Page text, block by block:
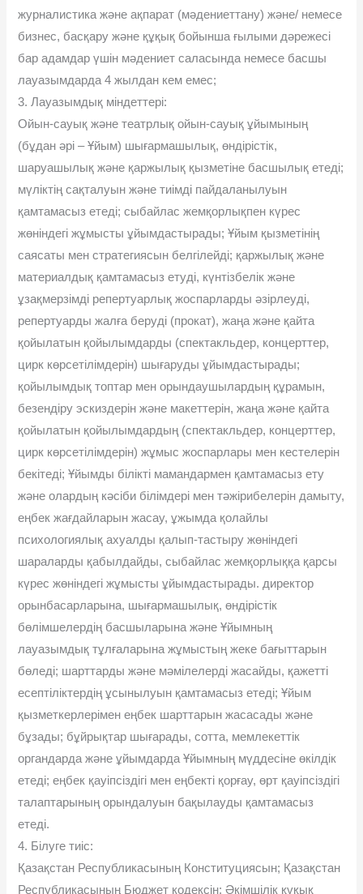
журналистика және ақпарат (мәдениеттану) және/ немесе
бизнес, басқару және құқық бойынша ғылыми дәрежесі
бар адамдар үшін мәдениет саласында немесе басшы
лауазымдарда 4 жылдан кем емес;
3. Лауазымдық міндеттері:
Ойын-сауық және театрлық ойын-сауық ұйымының
(бұдан әрі – Ұйым) шығармашылық, өндірістік,
шаруашылық және қаржылық қызметіне басшылық етеді;
мүліктің сақталуын және тиімді пайдаланылуын
қамтамасыз етеді; сыбайлас жемқорлықпен күрес
жөніндегі жұмысты ұйымдастырады; Ұйым қызметінің
саясаты мен стратегиясын белгілейді; қаржылық және
материалдық қамтамасыз етуді, күнтізбелік және
ұзақмерзімді репертуарлық жоспарларды әзірлеуді,
репертуарды жалға беруді (прокат), жаңа және қайта
қойылатын қойылымдарды (спектакльдер, концерттер,
цирк көрсетілімдерін) шығаруды ұйымдастырады;
қойылымдық топтар мен орындаушылардың құрамын,
безендіру эскиздерін және макеттерін, жаңа және қайта
қойылатын қойылымдардың (спектакльдер, концерттер,
цирк көрсетілімдерін) жұмыс жоспарлары мен кестелерін
бекітеді; Ұйымды білікті мамандармен қамтамасыз ету
және олардың кәсіби білімдері мен тәжірибелерін дамыту,
еңбек жағдайларын жасау, ұжымда қолайлы
психологиялық ахуалды қалып-тастыру жөніндегі
шараларды қабылдайды, сыбайлас жемқорлыққа қарсы
күрес жөніндегі жұмысты ұйымдастырады. директор
орынбасарларына, шығармашылық, өндірістік
бөлімшелердің басшыларына және Ұйымның
лауазымдық тұлғаларына жұмыстың жеке бағыттарын
бөледі; шарттарды және мәмілелерді жасайды, қажетті
есептіліктердің ұсынылуын қамтамасыз етеді; Ұйым
қызметкерлерімен еңбек шарттарын жасасады және
бұзады; бұйрықтар шығарады, сотта, мемлекеттік
органдарда және ұйымдарда Ұйымның мүддесіне өкілдік
етеді; еңбек қауіпсіздігі мен еңбекті қорғау, өрт қауіпсіздігі
талаптарының орындалуын бақылауды қамтамасыз
етеді.
4. Білуге тиіс:
Қазақстан Республикасының Конституциясын; Қазақстан
Республикасының Бюджет кодексін; Әкімшілік құқық